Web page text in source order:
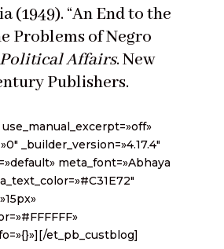
(1949). “An End to the
Problems of Negro
Political Affairs. New
Publishers.
_builder_version=»4.17.4″
meta_font=»Abhaya
et_pb_custblog]